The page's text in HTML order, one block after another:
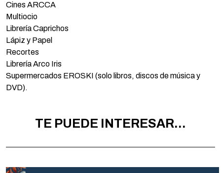
Cines ARCCA
Multiocio
Librería Caprichos
Lápiz y Papel
Recortes
Librería Arco Iris
Supermercados EROSKI (solo libros, discos de música y
DVD).
TE PUEDE INTERESAR...